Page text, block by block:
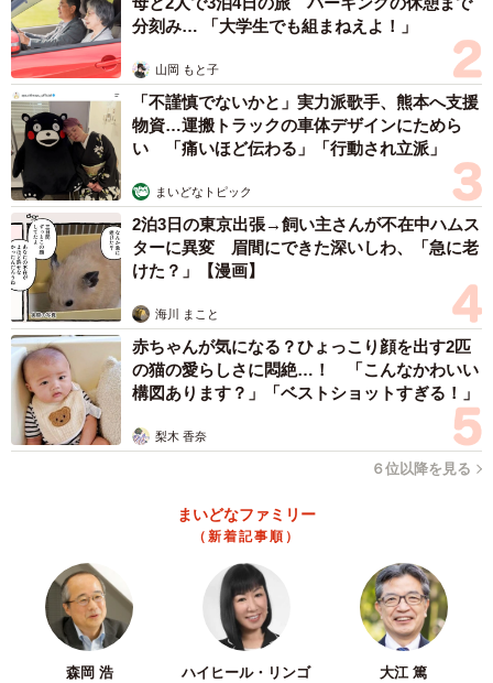
分刻み… 「大学生でも組まねえよ！」
山岡 もと子
「不謹慎でないかと」実力派歌手、熊本へ支援
物資…運搬トラックの車体デザインにためら
い 「痛いほど伝わる」「行動され立派」
まいどなトピック
2泊3日の東京出張→飼い主さんが不在中ハムス
ターに異変 眉間にできた深いしわ、「急に老
けた？」【漫画】
海川 まこと
赤ちゃんが気になる？ひょっこり顔を出す2匹
の猫の愛らしさに悶絶…！ 「こんなかわいい
構図あります？」「ベストショットすぎる！」
梨木 香奈
６位以降を見る
まいどなファミリー
（新着記事順）
森岡 浩 ハイヒール・リンゴ 大江 篤